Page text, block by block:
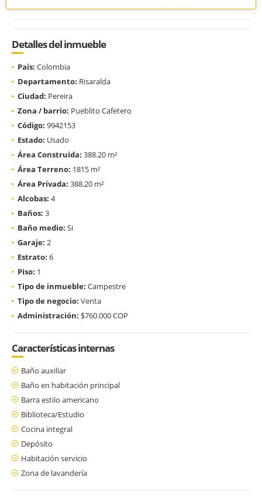
Detalles del inmueble
País: Colombia
Departamento: Risaralda
Ciudad: Pereira
Zona / barrio: Pueblito Cafetero
Código: 9942153
Estado: Usado
Área Construida: 388.20 m²
Área Terreno: 1815 m²
Área Privada: 388.20 m²
Alcobas: 4
Baños: 3
Baño medio: Si
Garaje: 2
Estrato: 6
Piso: 1
Tipo de inmueble: Campestre
Tipo de negocio: Venta
Administración: $760.000 COP
Características internas
Baño auxiliar
Baño en habitación principal
Barra estilo americano
Biblioteca/Estudio
Cocina integral
Depósito
Habitación servicio
Zona de lavandería